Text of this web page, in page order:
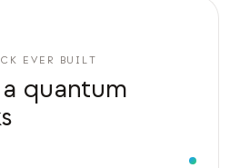
EVER BUILT
quantum